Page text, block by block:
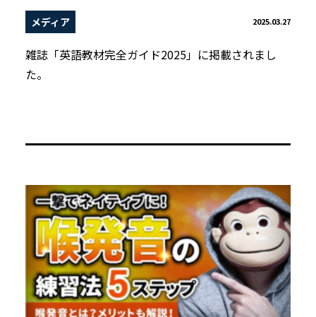
メディア 2025.03.27
雑誌「英語教材完全ガイド2025」に掲載されまし
た。